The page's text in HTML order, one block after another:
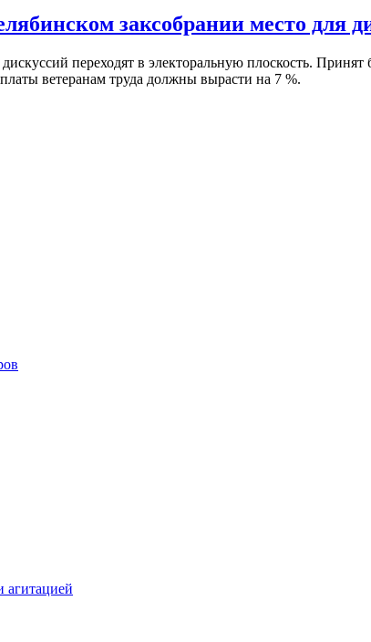
заксобрании место для
переходят в электоральную плоскость.
ветеранам труда должны вырасти на 7 %.
агитацией